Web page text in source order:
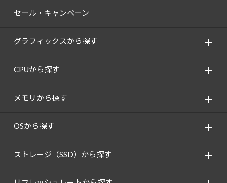
セール・キャンペーン
グラフィックスから探す
CPUから探す
メモリから探す
OSから探す
ストレージ（SSD）から探す